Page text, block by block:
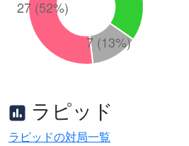
ラピッド
ラピッドの対局一覧